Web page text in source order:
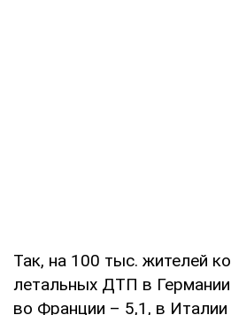
Так, на 100 тыс. жителей
летальных ДТП в
во Франции – 5,1, в